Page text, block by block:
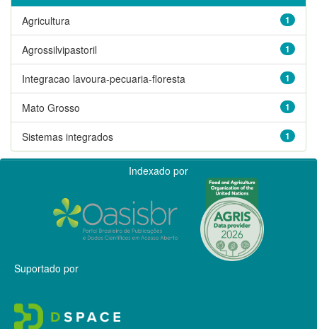
1
Agricultura
1
Agrossilvipastoril
1
Integracao lavoura-pecuaria-floresta
1
Mato Grosso
1
Sistemas integrados
Indexado por
Suportado por